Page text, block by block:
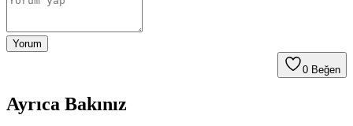
Yorum
0 Beğen
Ayrıca Bakınız